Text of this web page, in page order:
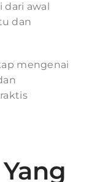
dari awal
dan
mengenai